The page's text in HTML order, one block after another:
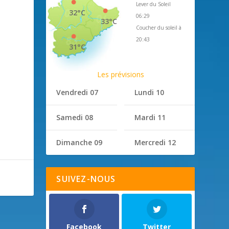
33°C
32°C
31°C
Lever du Soleil
06:29
Coucher du soleil à
20:43
Les prévisions
Vendredi 07
Samedi 08
Dimanche 09
Lundi 10
Mardi 11
Mercredi 12
SUIVEZ-NOUS
Facebook Twitter